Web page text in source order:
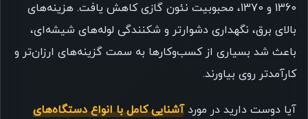
1360 و 1370، محبوبیت نئون گازی کاهش یافت. هزینه‌های
بالای برق، نگهداری دشوارتر و شکنندگی لوله‌های شیشه‌ای،
باعث شد بسیاری از کسب‌وکارها به سمت گزینه‌های ارزان‌تر و
کارآمدتر روی بیاورند.
آیا دوست دارید در موردآشنایی کامل با انواع دستگاه‌های